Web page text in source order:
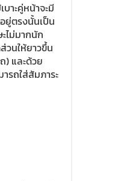
าะคู่หน้าจะมี
ยู่ตรงนั้นเป็น
ไม่มากนัก
วนให้ยาวขึ้น
) และด้วย
รถใส่สัมภาระ